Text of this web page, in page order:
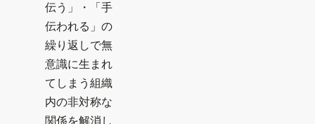
伝う」・「手
伝われる」の
繰り返しで無
意識に生まれ
てしまう組織
内の非対称な
関係を解消し